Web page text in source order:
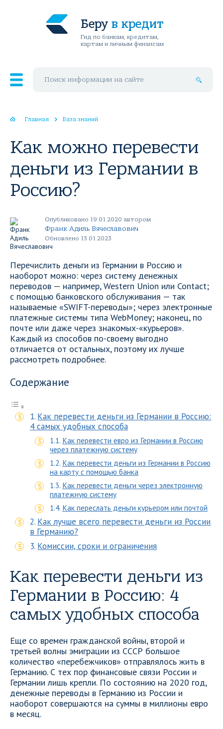
Беру в кредит
Гид по банкам, кредитам,
картам и личным финансам
Главная База знаний
Как можно перевести
деньги из Германии в
Россию?
Опубликовано 19.01.2020 автором
Франк Адиль Вячеславович
Обновлено 13.01.2023
Перечислить деньги из Германии в Россию и
наоборот можно: через систему денежных
переводов — например, Western Union или Contact;
с помощью банковского обслуживания — так
называемые «SWIFT-переводы»; через электронные
платежные системы типа WebMoney; наконец, по
почте или даже через знакомых-«курьеров».
Каждый из способов по-своему выгодно
отличается от остальных, поэтому их лучше
рассмотреть подробнее.
Содержание
Как перевести деньги из Германии в Россию:
4 самых удобных способа
Как перевести евро из Германии в Россию
через платежную систему
Как перевести деньги из Германии в Россию
на карту с помощью банка
Как перевести деньги через электронную
платежную систему
Как переслать деньги курьером или почтой
Как лучше всего перевести деньги из России
в Германию?
Комиссии, сроки и ограничения
Как перевести деньги из
Германии в Россию: 4
самых удобных способа
Еще со времен гражданской войны, второй и
третьей волны эмиграции из СССР большое
количество «перебежчиков» отправлялось жить в
Германию. С тех пор финансовые связи России и
Германии лишь крепли. По состоянию на 2020 год,
денежные переводы в Германию из России и
наоборот совершаются на суммы в миллионы евро
в месяц.